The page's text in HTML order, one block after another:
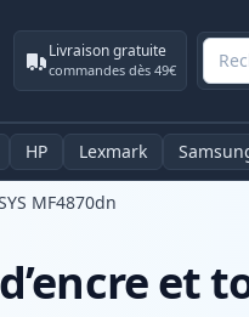
Livraison gratuite
commandes dès 49€
HP Lexmark
MF4870dn
et